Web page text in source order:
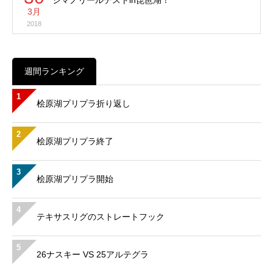
3月
2018
週間ランキング
1
桧原湖プリプラ折り返し
2
桧原湖プリプラ終了
3
桧原湖プリプラ開始
4
テキサスリグのストレートフック
5
26ナスキー VS 25アルテグラ